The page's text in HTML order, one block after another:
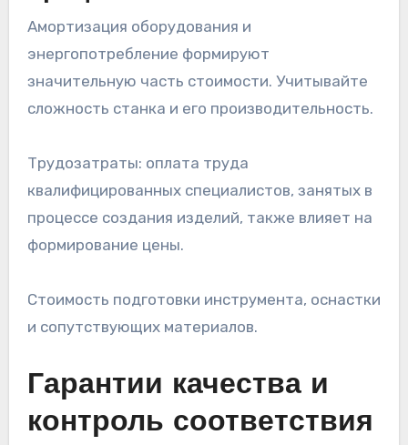
Амортизация оборудования и
энергопотребление формируют
значительную часть стоимости. Учитывайте
сложность станка и его производительность.
Трудозатраты: оплата труда
квалифицированных специалистов, занятых в
процессе создания изделий, также влияет на
формирование цены.
Стоимость подготовки инструмента, оснастки
и сопутствующих материалов.
Гарантии качества и
контроль соответствия